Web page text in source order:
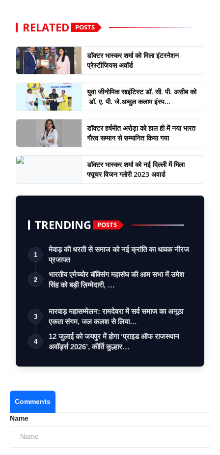
RELATED POSTS
डॉक्टर भास्कर शर्मा को मिला इंटरनेशन
प्रेस्टीजियस अवॉर्ड
युवा जीनोमिक साइंटिस्ट डॉ. सी. पी. असीब को
डॉ. ए. पी. जे.अब्दुल कलाम इंस्प...
डॉक्टर हर्षमीत अरोड़ा को हाल ही में नया भारत
गौरव सम्मान से सम्मानित किया गया
डॉक्टर भास्कर शर्मा को नई दिल्ली में मिला
फ्यूचर विजन ग्लोरी 2023 अवार्ड
TRENDING POSTS
1
मेवाड़ की धरती से समाज को नई क्रांति का धावक नीरज
प्रजापत
2
भारतीय एमेच्योर बॉक्सिंग महासंघ की आम सभा में उमेश
सिंह को बड़ी ज़िम्मेदारी, …
3
मारवाड़ महासम्मेलन: रामदेवरा में सर्व समाज का अनूठा
एकता संगम, जल कलश से लिया…
4
12 जुलाई को जयपुर में होगा ‘प्राइड ऑफ राजस्थान
अवॉर्ड्स 2026’, कीर्ति कुल्हार…
Comments
Name